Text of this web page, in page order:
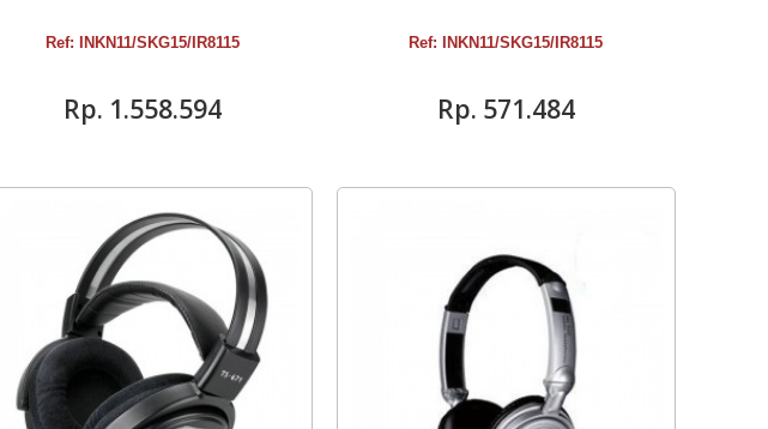
Ref: INKN11/SKG15/IR8115
Rp‎. 1.558.594
Ref: INKN11/SKG15/IR8115
Rp‎. 571.484